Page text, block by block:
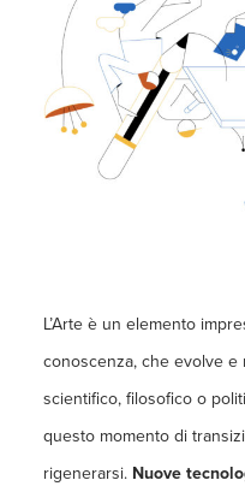
L’Arte è un elemento
conoscenza, che evolve
scientifico, filosofico o
questo momento di
rigenerarsi. Nuove